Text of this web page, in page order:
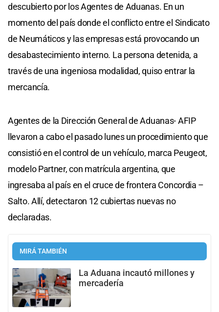
descubierto por los Agentes de Aduanas. En un
momento del país donde el conflicto entre el Sindicato
de Neumáticos y las empresas está provocando un
desabastecimiento interno. La persona detenida, a
través de una ingeniosa modalidad, quiso entrar la
mercancía.
Agentes de la Dirección General de Aduanas- AFIP
llevaron a cabo el pasado lunes un procedimiento que
consistió en el control de un vehículo, marca Peugeot,
modelo Partner, con matrícula argentina, que
ingresaba al país en el cruce de frontera Concordia –
Salto. Allí, detectaron 12 cubiertas nuevas no
declaradas.
MIRÁ TAMBIÉN
La Aduana incautó millones y
mercadería